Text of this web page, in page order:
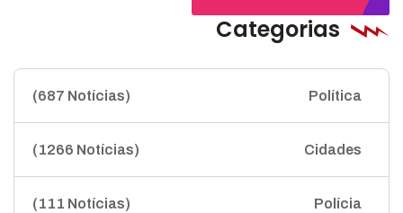
Categorias
Política
(687 Notícias)
Cidades
(1266 Notícias)
Polícia
(111 Notícias)